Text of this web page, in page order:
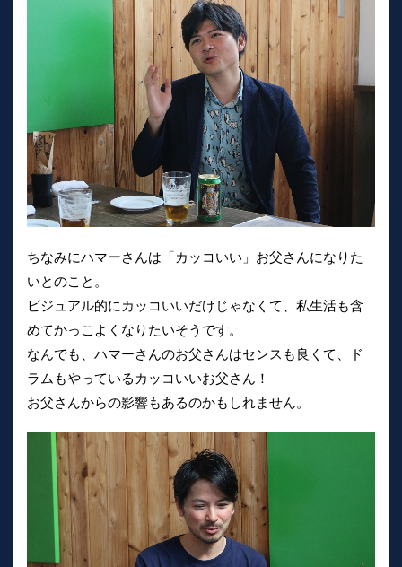
ちなみにハマーさんは「カッコいい」お父さんになりた
いとのこと。
ビジュアル的にカッコいいだけじゃなくて、私生活も含
めてかっこよくなりたいそうです。
なんでも、ハマーさんのお父さんはセンスも良くて、ド
ラムもやっているカッコいいお父さん！
お父さんからの影響もあるのかもしれません。